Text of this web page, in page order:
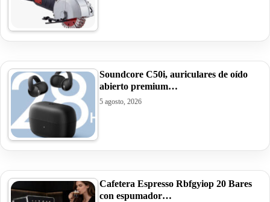
Soundcore C50i, auriculares de oído
abierto premium…
5 agosto, 2026
Cafetera Espresso Rbfgyiop 20 Bares
con espumador…